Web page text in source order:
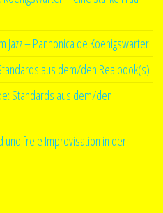
Jazz – Pannonica de Koenigswarter
aus dem/den Realbook(s)
Standards aus dem/den
und freie Improvisation in der